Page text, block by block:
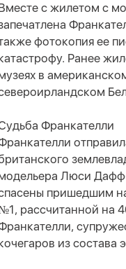
с жилетом с
фотокопия ее
Ранее
в
Франкателли
Люси
пришедшим
рассчитанной на
из состава